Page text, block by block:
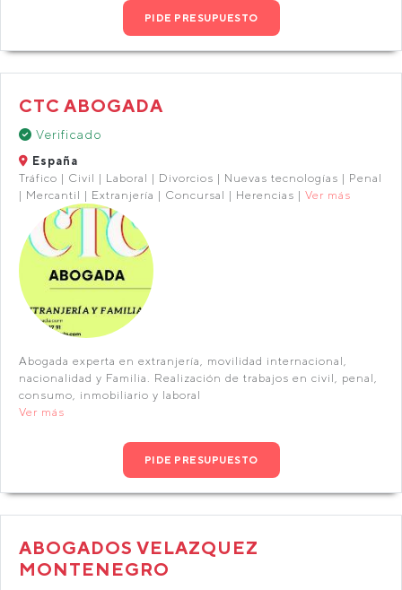
PIDE PRESUPUESTO
CTC ABOGADA
Verificado
España
Tráfico | Civil | Laboral | Divorcios | Nuevas tecnologías | Penal
| Mercantil | Extranjería | Concursal | Herencias | Ver más
Abogada experta en extranjería, movilidad internacional,
nacionalidad y Familia. Realización de trabajos en civil, penal,
consumo, inmobiliario y laboral
Ver más
PIDE PRESUPUESTO
ABOGADOS VELAZQUEZ
MONTENEGRO